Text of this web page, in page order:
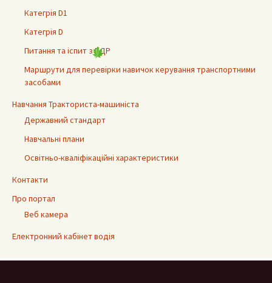
Категрія D1
Категрія D
Питання та іспит з ПДР
Маршрути для перевірки навичок керування транспортними
засобами
Навчання Тракториста-машиніста
Державний стандарт
Навчальні плани
Освітньо-кваліфікаційні характеристики
Контакти
Про портал
Веб камера
Електронний кабінет водія